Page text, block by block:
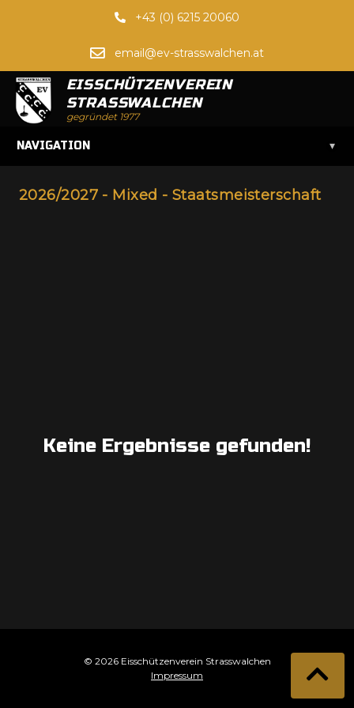
+43 (0) 6215 20060
email@ev-strasswalchen.at
EISSCHÜTZENVEREIN
STRASSWALCHEN
gegründet 1977
NAVIGATION ▾
2026/2027 - Mixed - Staatsmeisterschaft
Keine Ergebnisse gefunden!
© 2026 Eisschützenverein Strasswalchen
Impressum